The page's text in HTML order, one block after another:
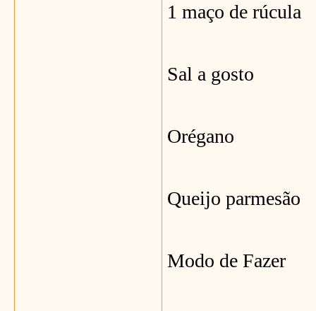
1 maço de rúcula
Sal a gosto
Orégano
Queijo parmesão
Modo de Fazer